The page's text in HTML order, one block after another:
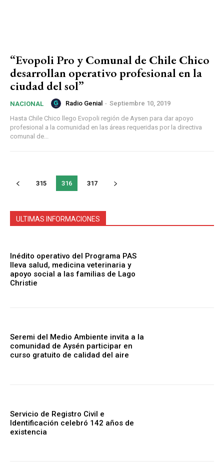
“Evopoli Pro y Comunal de Chile Chico
desarrollan operativo profesional en la
ciudad del sol”
NACIONAL Radio Genial - Septiembre 10, 2019
Hasta Chile Chico llego Evopoli región de Aysen para dar apoyo
profesional a la comunidad en las áreas requeridas por la directiva
comunal de...
315 316 317
ULTIMAS INFORMACIONES
Inédito operativo del Programa PAS
lleva salud, medicina veterinaria y
apoyo social a las familias de Lago
Christie
Seremi del Medio Ambiente invita a la
comunidad de Aysén participar en
curso gratuito de calidad del aire
Servicio de Registro Civil e
Identificación celebró 142 años de
existencia